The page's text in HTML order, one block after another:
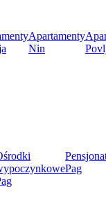
Apartamenty
Nin
Pag